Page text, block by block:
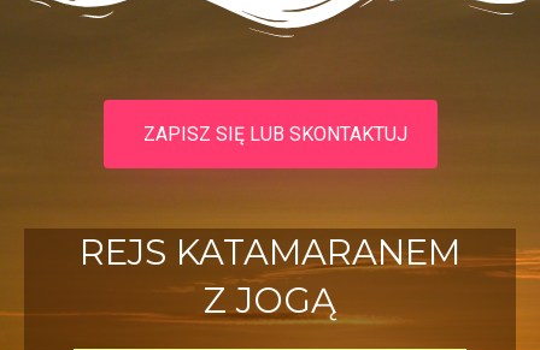
REJS KATAMARANEM
Z JOGĄ
ZAPISZ SIĘ LUB SKONTAKTUJ